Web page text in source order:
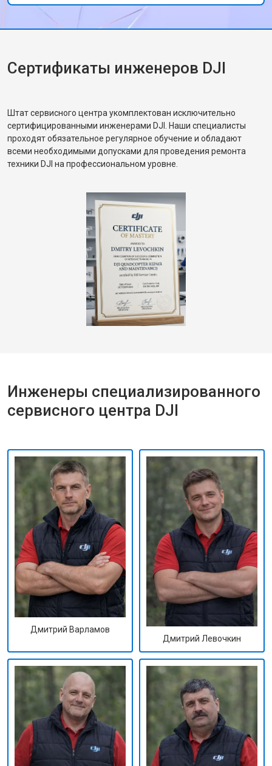
Сертификаты инженеров DJI
Штат сервисного центра укомплектован исключительно
сертифицированными инженерами DJI. Наши специалисты
проходят обязательное регулярное обучение и обладают
всеми необходимыми допусками для проведения ремонта
техники DJI на профессиональном уровне.
Инженеры специализированного
сервисного центра DJI
Дмитрий Варламов
Дмитрий Левочкин